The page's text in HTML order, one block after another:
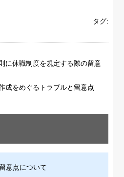
タグ:
に休職制度を規定する際の留意
成をめぐるトラブルと留意点
意点について